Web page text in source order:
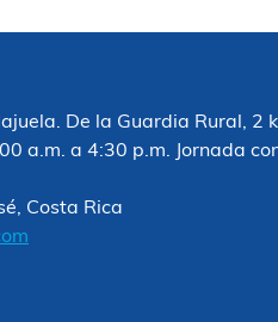
De la Guardia Rural, 2
a.m. a 4:30 p.m. Jornada
Costa Rica